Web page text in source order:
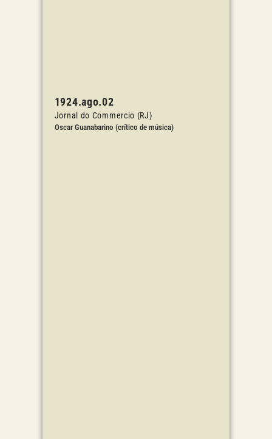
1924.ago.02
Jornal do Commercio (RJ)
Oscar Guanabarino (crítico de música)